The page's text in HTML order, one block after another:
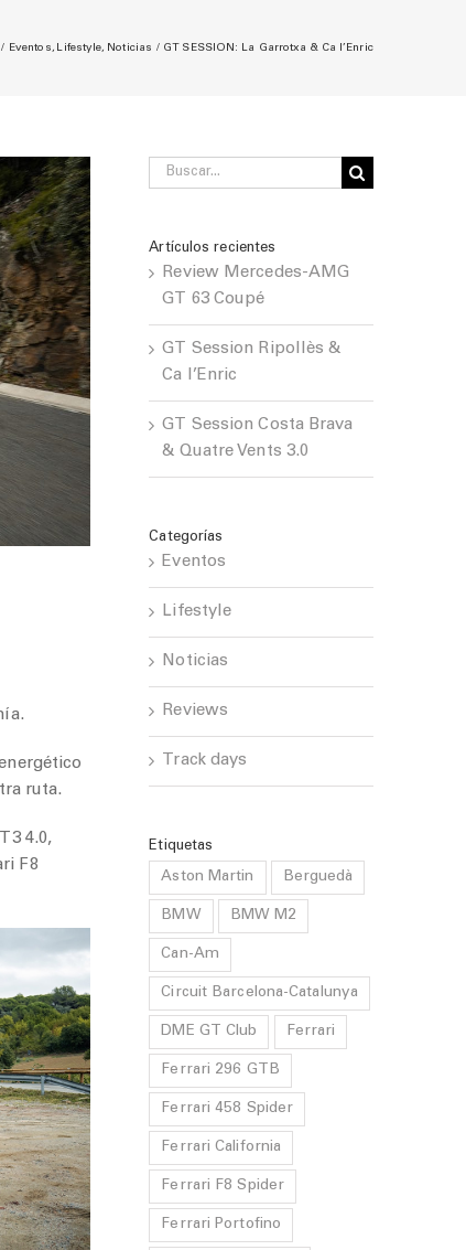
Eventos Lifestyle Noticias GT SESSION: La Garrotxa & Ca l’Enric
ruta.
4.0,
F8
Buscar:
Artículos recientes
Review Mercedes-AMG
GT 63 Coupé
GT Session Ripollès &
Ca l’Enric
GT Session Costa Brava
& Quatre Vents 3.0
Categorías
Eventos
Lifestyle
Noticias
Reviews
Track days
Etiquetas
Aston Martin Berguedà
BMW BMW M2
Can-Am
Circuit Barcelona-Catalunya
DME GT Club Ferrari
Ferrari 296 GTB
Ferrari 458 Spider
Ferrari California
Ferrari F8 Spider
Ferrari Portofino